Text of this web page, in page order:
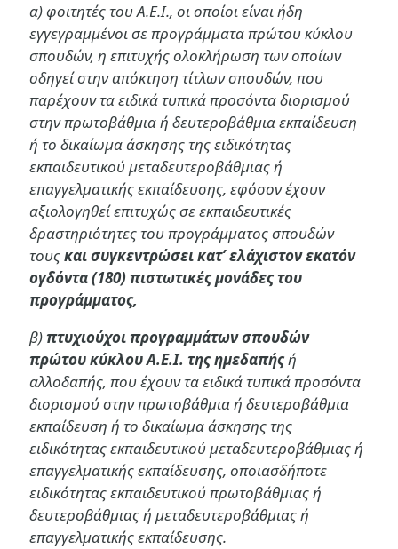
α) φοιτητές του Α.Ε.Ι., οι οποίοι είναι ήδη
εγγεγραμμένοι σε προγράμματα πρώτου κύκλου
σπουδών, η επιτυχής ολοκλήρωση των οποίων
οδηγεί στην απόκτηση τίτλων σπουδών, που
παρέχουν τα ειδικά τυπικά προσόντα διορισμού
στην πρωτοβάθμια ή δευτεροβάθμια εκπαίδευση
ή το δικαίωμα άσκησης της ειδικότητας
εκπαιδευτικού μεταδευτεροβάθμιας ή
επαγγελματικής εκπαίδευσης, εφόσον έχουν
αξιολογηθεί επιτυχώς σε εκπαιδευτικές
δραστηριότητες του προγράμματος σπουδών
τουςκαι συγκεντρώσει κατ’ ελάχιστον εκατόν
ογδόντα (180) πιστωτικές μονάδες του
προγράμματος,
β) πτυχιούχοι προγραμμάτων σπουδών
πρώτου κύκλου Α.Ε.Ι. της ημεδαπήςή
αλλοδαπής, που έχουν τα ειδικά τυπικά προσόντα
διορισμού στην πρωτοβάθμια ή δευτεροβάθμια
εκπαίδευση ή το δικαίωμα άσκησης της
ειδικότητας εκπαιδευτικού μεταδευτεροβάθμιας ή
επαγγελματικής εκπαίδευσης, οποιασδήποτε
ειδικότητας εκπαιδευτικού πρωτοβάθμιας ή
δευτεροβάθμιας ή μεταδευτεροβάθμιας ή
επαγγελματικής εκπαίδευσης.